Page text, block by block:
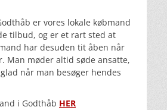
er vores lokale købmand
tilbud, og er et rart sted at
har desuden tit åben når
Man møder altid søde ansatte,
når man besøger hendes
i Godthåb HER